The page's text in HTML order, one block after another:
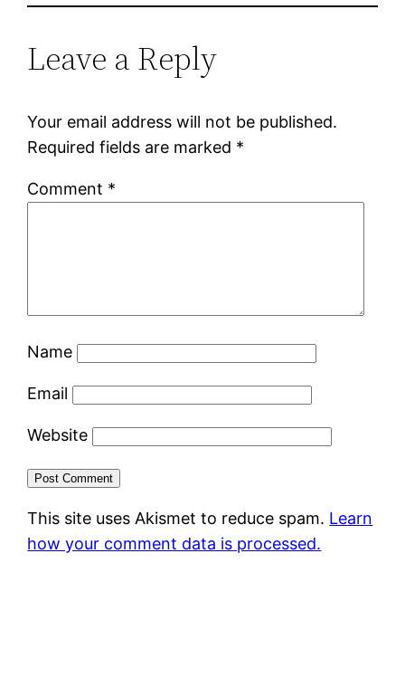
Leave a Reply
Your email address will not be published.
Required fields are marked *
Comment *
Name
Email
Website
This site uses Akismet to reduce spam. Learn
how your comment data is processed.